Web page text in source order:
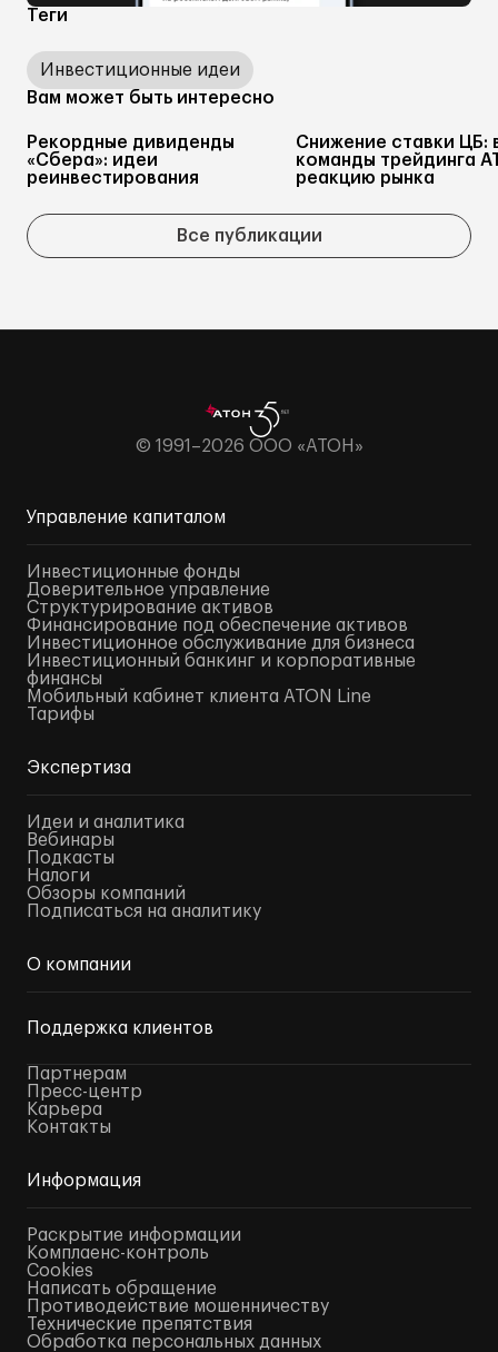
Теги
Инвестиционные идеи
Вам может быть интересно
Рекордные дивиденды
«Сбера»: идеи
реинвестирования
Снижение ставки ЦБ:
команды трейдинга
реакцию рынка
Все публикации
© 1991–2026 ООО «АТОН»
Управление капиталом
Инвестиционные фонды
Доверительное управление
Структурирование активов
Финансирование под обеспечение активов
Инвестиционное обслуживание для бизнеса
Инвестиционный банкинг и корпоративные
финансы
Мобильный кабинет клиента ATON Line
Тарифы
Экспертиза
Идеи и аналитика
Вебинары
Подкасты
Налоги
Обзоры компаний
Подписаться на аналитику
О компании
Поддержка клиентов
Партнерам
Пресс-центр
Карьера
Контакты
Информация
Раскрытие информации
Комплаенс-контроль
Cookies
Написать обращение
Противодействие мошенничеству
Технические препятствия
Обработка персональных данных